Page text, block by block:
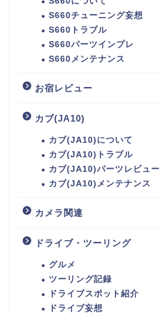
S660チューニング妄想
S660トラブル
S660パーツインプレ
S660メンテナンス
お宿レビュー
カブ(JA10)
カブ(JA10)について
カブ(JA10)トラブル
カブ(JA10)パーツレビュー
カブ(JA10)メンテナンス
カメラ関連
ドライブ・ツーリング
グルメ
ツーリング記録
ドライブスポット紹介
ドライブ妄想